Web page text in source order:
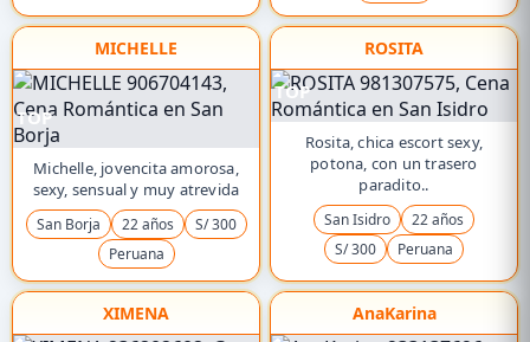
MICHELLE
TOP
Michelle, jovencita amorosa,
sexy, sensual y muy atrevida
San Borja 22 años
S/ 300
Peruana
ROSITA
TOP
Rosita, chica escort sexy,
potona, con un trasero
paradito..
San Isidro
22 años
S/ 300
Peruana
XIMENA AnaKarina